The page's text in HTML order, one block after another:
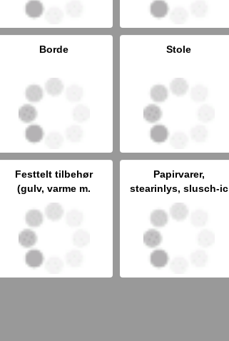
Borde Stole
Festtelt tilbehør
(gulv, varme m.
Papirvarer,
stearinlys, slusch-ic